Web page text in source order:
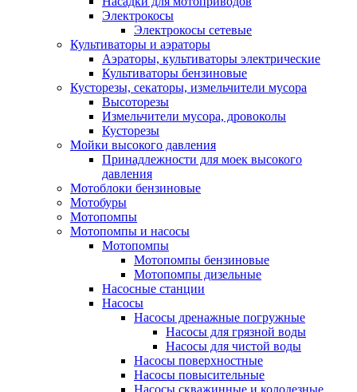
Электрокосы
Электрокосы сетевые
Культиваторы и аэраторы
Аэраторы, культиваторы электрические
Культиваторы бензиновые
Кусторезы, секаторы, измельчители мусора
Высоторезы
Измельчители мусора, дровоколы
Кусторезы
Мойки высокого давления
Принадлежности для моек высокого
давления
Мотоблоки бензиновые
Мотобуры
Мотопомпы
Мотопомпы и насосы
Мотопомпы
Мотопомпы бензиновые
Мотопомпы дизельные
Насосные станции
Насосы
Насосы дренажные погружные
Насосы для грязной воды
Насосы для чистой воды
Насосы поверхностные
Насосы повысительные